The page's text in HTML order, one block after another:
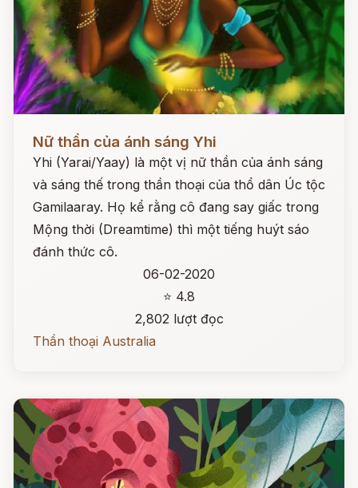
Nữ thần của ánh sáng Yhi
Yhi (Yarai/Yaay) là một vị nữ thần của ánh sáng
và sáng thế trong thần thoại của thổ dân Úc tộc
Gamilaaray. Họ kể rằng cô đang say giấc trong
Mộng thời (Dreamtime) thì một tiếng huýt sáo
đánh thức cô.
06-02-2020
⭐ 4.8
2,802 lượt đọc
Thần thoại Australia